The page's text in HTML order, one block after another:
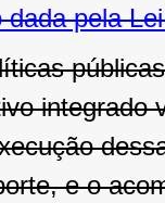
pela
integrado
e o